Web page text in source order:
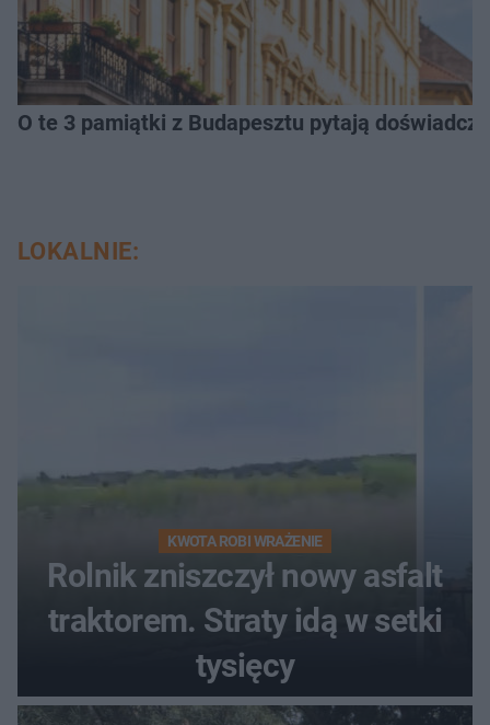
O te 3 pamiątki z Budapesztu pytają
LOKALNIE:
KWOTA ROBI WRAŻENIE
Rolnik zniszczył nowy asfalt
traktorem. Straty idą w setki
tysięcy